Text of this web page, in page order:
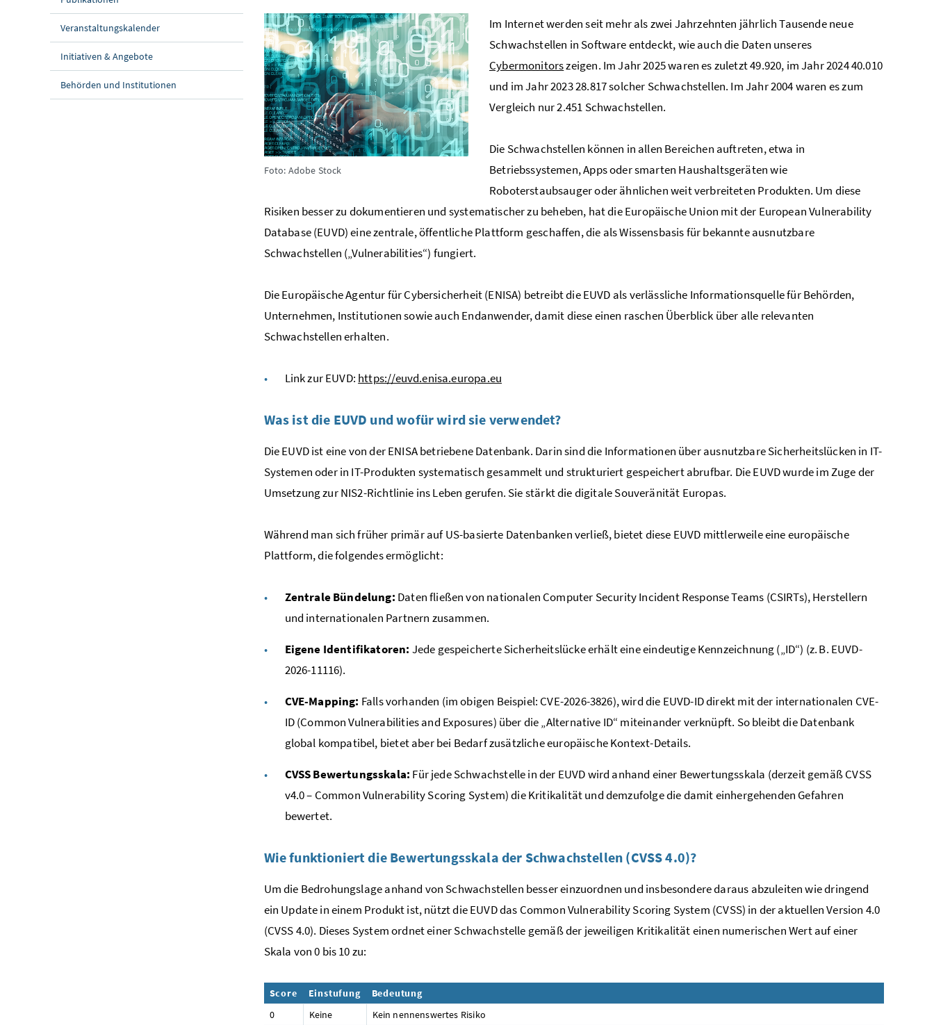
Veranstaltungskalender
Initiativen & Angebote
Behörden und Institutionen
Foto: Adobe Stock
Im Internet werden seit mehr als zwei Jahrzehnten jährlich Tausende neue
Schwachstellen in Software entdeckt, wie auch die Daten unseres
Cybermonitorszeigen. Im Jahr 2025 waren es zuletzt 49.920, im Jahr 2024 40.010
und im Jahr 2023 28.817 solcher Schwachstellen. Im Jahr 2004 waren es zum
Vergleich nur 2.451 Schwachstellen.
Die Schwachstellen können in allen Bereichen auftreten, etwa in
Betriebssystemen, Apps oder smarten Haushaltsgeräten wie
Roboterstaubsauger oder ähnlichen weit verbreiteten Produkten. Um diese
Risiken besser zu dokumentieren und systematischer zu beheben, hat die Europäische Union mit der European Vulnerability
Database (EUVD) eine zentrale, öffentliche Plattform geschaffen, die als Wissensbasis für bekannte ausnutzbare
Schwachstellen („Vulnerabilities“) fungiert.
Die Europäische Agentur für Cybersicherheit (ENISA) betreibt die EUVD als verlässliche Informationsquelle für Behörden,
Unternehmen, Institutionen sowie auch Endanwender, damit diese einen raschen Überblick über alle relevanten
Schwachstellen erhalten.
Link zur EUVD: https://euvd.enisa.europa.eu
Was ist die EUVD und wofür wird sie verwendet?
Die EUVD ist eine von der ENISA betriebene Datenbank. Darin sind die Informationen über ausnutzbare Sicherheitslücken in IT-
Systemen oder in IT-Produkten systematisch gesammelt und strukturiert gespeichert abrufbar. Die EUVD wurde im Zuge der
Umsetzung zur NIS2-Richtlinie ins Leben gerufen. Sie stärkt die digitale Souveränität Europas.
Während man sich früher primär auf US-basierte Datenbanken verließ, bietet diese EUVD mittlerweile eine europäische
Plattform, die folgendes ermöglicht:
Zentrale Bündelung: Daten fließen von nationalen Computer Security Incident Response Teams (CSIRTs), Herstellern
und internationalen Partnern zusammen.
Eigene Identifikatoren: Jede gespeicherte Sicherheitslücke erhält eine eindeutige Kennzeichnung („ID“) (z. B. EUVD-
2026-11116).
CVE-Mapping: Falls vorhanden (im obigen Beispiel: CVE-2026-3826), wird die EUVD-ID direkt mit der internationalen CVE-
ID (Common Vulnerabilities and Exposures) über die „Alternative ID“ miteinander verknüpft. So bleibt die Datenbank
global kompatibel, bietet aber bei Bedarf zusätzliche europäische Kontext-Details.
CVSS Bewertungsskala: Für jede Schwachstelle in der EUVD wird anhand einer Bewertungsskala (derzeit gemäß CVSS
v4.0 – Common Vulnerability Scoring System) die Kritikalität und demzufolge die damit einhergehenden Gefahren
bewertet.
Wie funktioniert die Bewertungsskala der Schwachstellen (CVSS 4.0)?
Um die Bedrohungslage anhand von Schwachstellen besser einzuordnen und insbesondere daraus abzuleiten wie dringend
ein Update in einem Produkt ist, nützt die EUVD das Common Vulnerability Scoring System (CVSS) in der aktuellen Version 4.0
(CVSS 4.0). Dieses System ordnet einer Schwachstelle gemäß der jeweiligen Kritikalität einen numerischen Wert auf einer
Skala von 0 bis 10 zu:
Score Einstufung
Bedeutung
0
Keine
Kein nennenswertes Risiko